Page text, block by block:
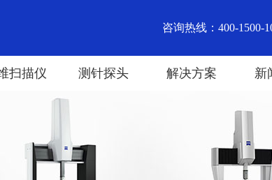
咨询热线：400-1500-
扫描仪 测针探头 解决方案 新